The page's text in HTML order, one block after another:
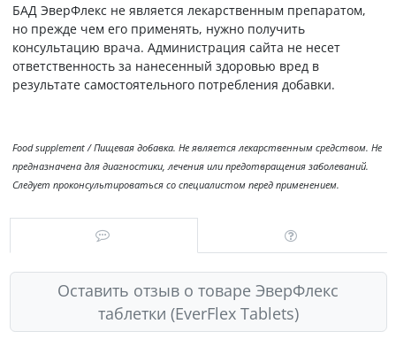
БАД ЭверФлекс не является лекарственным препаратом,
но прежде чем его применять, нужно получить
консультацию врача. Администрация сайта не несет
ответственность за нанесенный здоровью вред в
результате самостоятельного потребления добавки.
Food supplement / Пищевая добавка. Не является лекарственным средством. Не
предназначена для диагностики, лечения или предотвращения заболеваний.
Следует проконсультироваться со специалистом перед применением.
Оставить отзыв о товаре ЭверФлекс
таблетки (EverFlex Tablets)